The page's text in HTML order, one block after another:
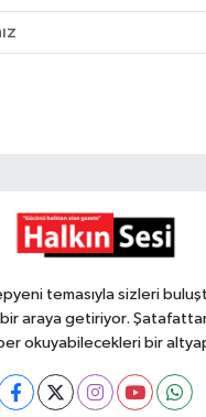
temasıyla sizleri
araya getiriyor. Şatafattan
okuyabilecekleri bir